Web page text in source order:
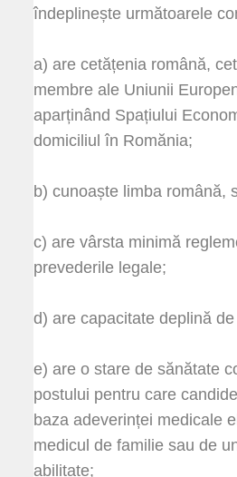
îndeplinește următoarele
a) are cetățenia română,
membre ale Uniunii
aparținând Spațiului
domiciliul în Romănia;
b) cunoaște limba română,
c) are vârsta minimă
prevederile legale;
d) are capacitate deplină
e) are o stare de sănătate
postului pentru care
baza adeverinței medicale
medicul de familie sau de
abilitate;